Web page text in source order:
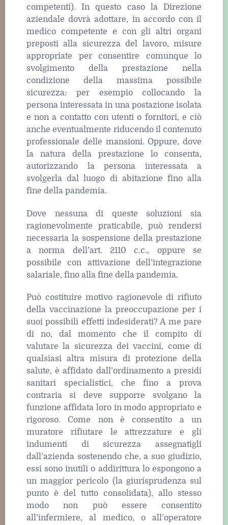
competenti). In questo caso la Direzione
aziendale dovrà adottare, in accordo con il
medico competente e con gli altri organi
preposti alla sicurezza del lavoro, misure
appropriate per consentire comunque lo
svolgimento della prestazione nella
condizione della massima possibile
sicurezza: per esempio collocando la
persona interessata in una postazione isolata
e non a contatto con utenti o fornitori, e ciò
anche eventualmente riducendo il contenuto
professionale delle mansioni. Oppure, dove
la natura della prestazione lo consenta,
autorizzando la persona interessata a
svolgerla dal luogo di abitazione fino alla
fine della pandemia.
Dove nessuna di queste soluzioni sia
ragionevolmente praticabile, può rendersi
necessaria la sospensione della prestazione
a norma dell’art. 2110 c.c., oppure se
possibile con attivazione dell’integrazione
salariale, fino alla fine della pandemia.
Può costituire motivo ragionevole di rifiuto
della vaccinazione la preoccupazione per i
suoi possibili effetti indesiderati? A me pare
di no, dal momento che il compito di
valutare la sicurezza dei vaccini, come di
qualsiasi altra misura di protezione della
salute, è affidato dall’ordinamento a presidi
sanitari specialistici, che fino a prova
contraria si deve supporre svolgano la
funzione affidata loro in modo appropriato e
rigoroso. Come non è consentito a un
muratore rifiutare le attrezzature e gli
indumenti di sicurezza assegnatigli
dall’azienda sostenendo che, a suo giudizio,
essi sono inutili o addirittura lo espongono a
un maggior pericolo (la giurisprudenza sul
punto è del tutto consolidata), allo stesso
modo non può essere consentito
all’infermiere, al medico, o all’operatore